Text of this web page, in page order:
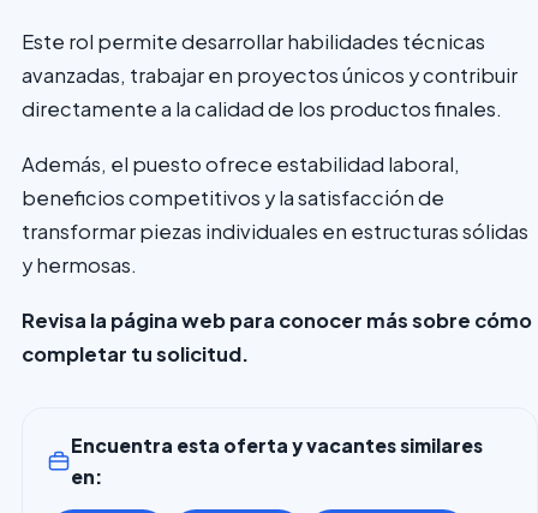
Este rol permite desarrollar habilidades técnicas
avanzadas, trabajar en proyectos únicos y contribuir
directamente a la calidad de los productos finales.
Además, el puesto ofrece estabilidad laboral,
beneficios competitivos y la satisfacción de
transformar piezas individuales en estructuras sólidas
y hermosas.
Revisa la página web para conocer más sobre cómo
completar tu solicitud.
Encuentra esta oferta y vacantes similares
en: